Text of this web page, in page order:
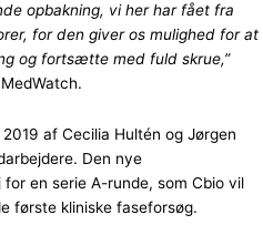
opbakning, vi her har fået fra
for den giver os mulighed for at
og fortsætte med fuld skrue,”
af Cecilia Hultén og Jørgen
Den nye
en serie A-runde, som Cbio vil
første kliniske faseforsøg.